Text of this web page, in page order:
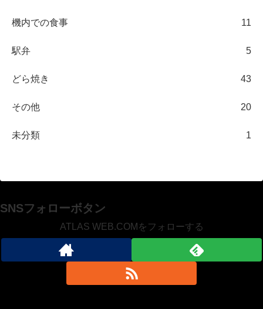
機内での食事 11
駅弁 5
どら焼き 43
その他 20
未分類 1
SNSフォローボタン
ATLAS WEB.COMをフォローする